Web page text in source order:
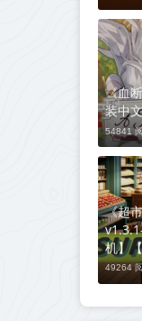
《血
装中
54841
《超
机】
49264